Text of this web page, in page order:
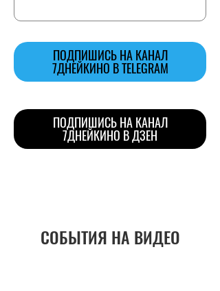
ПОДПИШИСЬ НА КАНАЛ
7ДНЕЙКИНО В TELEGRAM
ПОДПИШИСЬ НА КАНАЛ
7ДНЕЙКИНО В ДЗЕН
СОБЫТИЯ НА ВИДЕО